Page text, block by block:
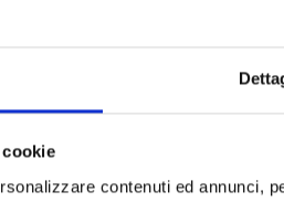
contenuti ed annunci,